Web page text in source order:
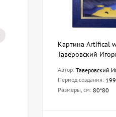
Картина Artifical
Таверовский
Автор: Таверовский
Период создания:
Размеры, см: 80*80